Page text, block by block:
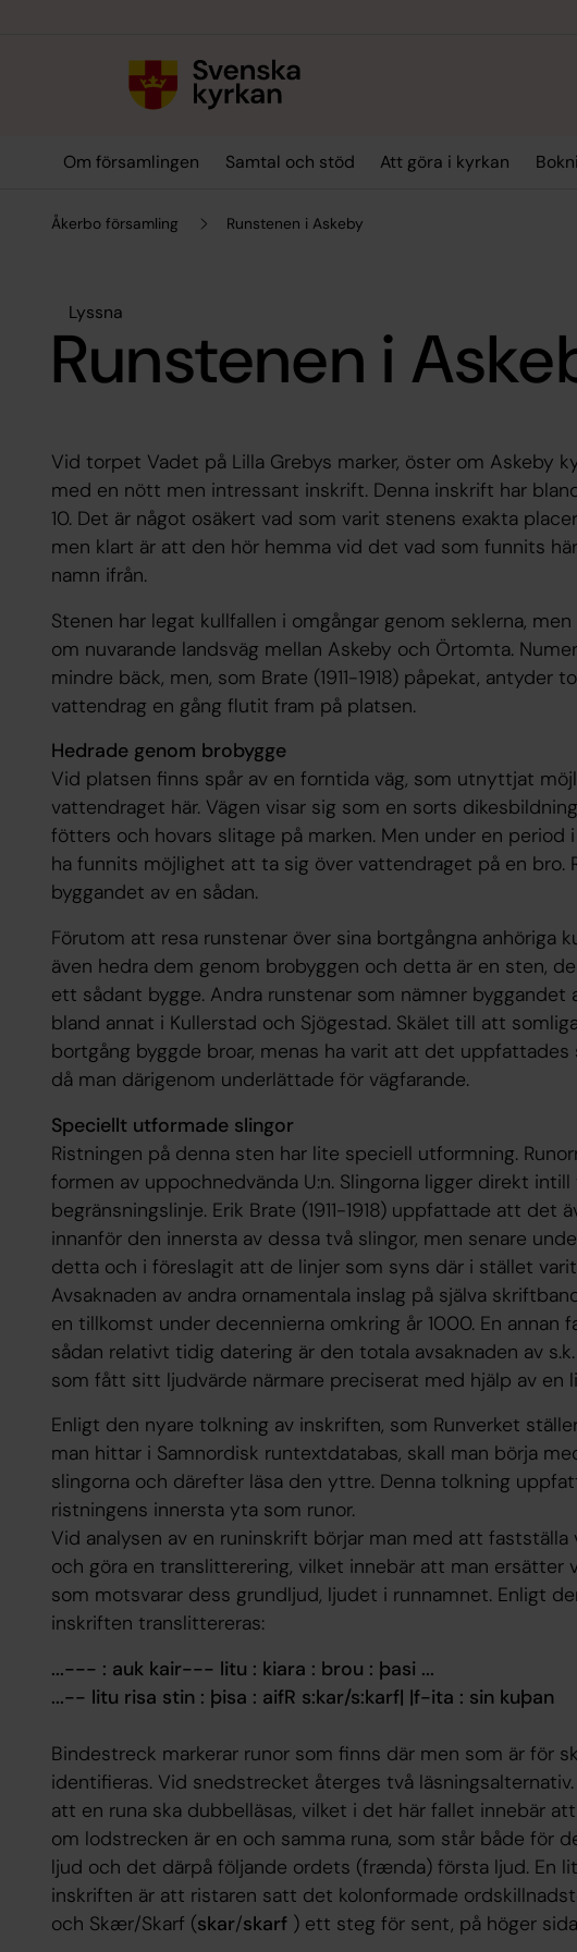
Om församlingen Samtal och stöd Att göra i kyrkan
Åkerbo församling Runstenen i Askeby
Lyssna
Runstenen i
Vid torpet Vadet på Lilla Grebys marker, öster om Askeby
med en nött men intressant inskrift. Denna inskrift har
10. Det är något osäkert vad som varit stenens exakta
men klart är att den hör hemma vid det vad som funnits
namn ifrån.
Stenen har legat kullfallen i omgångar genom seklerna,
om nuvarande landsväg mellan Askeby och Örtomta.
mindre bäck, men, som Brate (1911-1918) påpekat,
vattendrag en gång flutit fram på platsen.
Hedrade genom brobygge
Vid platsen finns spår av en forntida väg, som utnyttjat
vattendraget här. Vägen visar sig som en sorts
fötters och hovars slitage på marken. Men under en period
ha funnits möjlighet att ta sig över vattendraget på en bro.
byggandet av en sådan.
Förutom att resa runstenar över sina bortgångna anhöriga
även hedra dem genom brobyggen och detta är en sten,
ett sådant bygge. Andra runstenar som nämner byggandet
bland annat i Kullerstad och Sjögestad. Skälet till att
bortgång byggde broar, menas ha varit att det uppfattades
då man därigenom underlättade för vägfarande.
Speciellt utformade slingor
Ristningen på denna sten har lite speciell utformning.
formen av uppochnedvända U:n. Slingorna ligger direkt
begränsningslinje. Erik Brate (1911-1918) uppfattade att det
innanför den innersta av dessa två slingor, men senare
detta och i föreslagit att de linjer som syns där i stället
Avsaknaden av andra ornamentala inslag på själva
en tillkomst under decennierna omkring år 1000. En annan
sådan relativt tidig datering är den totala avsaknaden av s.k.
som fått sitt ljudvärde närmare preciserat med hjälp av en
Enligt den nyare tolkning av inskriften, som Runverket
man hittar i Samnordisk runtextdatabas, skall man börja
slingorna och därefter läsa den yttre. Denna tolkning
ristningens innersta yta som runor.
Vid analysen av en runinskrift börjar man med att fastställa
och göra en translitterering, vilket innebär att man ersätter
som motsvarar dess grundljud, ljudet i runnamnet. Enligt
inskriften translittereras:
...--- : auk kair--- litu : kiara : brou : þasi ...
...-- litu risa stin : þisa : aifR s:kar/s:karf| |f-ita : sin kuþan
Bindestreck markerar runor som finns där men som är för
identifieras. Vid snedstrecket återges två
att en runa ska dubbelläsas, vilket i det här fallet innebär
om lodstrecken är en och samma runa, som står både för
ljud och det därpå följande ordets (frænda) första ljud. En
inskriften är att ristaren satt det kolonformade
och Skær/Skarf (skar/skarf) ett steg för sent, på höger